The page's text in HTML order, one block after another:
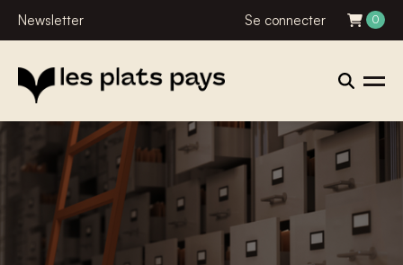
Newsletter Se connecter 0